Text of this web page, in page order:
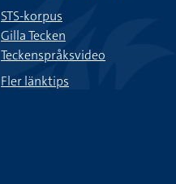
STS-korpus
Gilla Tecken
Teckenspråksvideo
Fler länktips